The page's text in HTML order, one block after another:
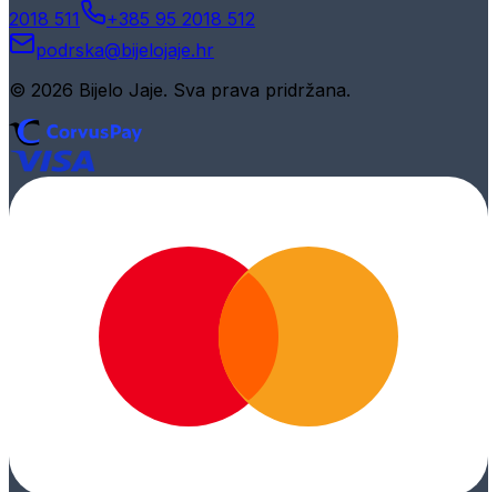
2018 511
+385 95 2018 512
podrska@bijelojaje.hr
© 2026 Bijelo Jaje. Sva prava pridržana.